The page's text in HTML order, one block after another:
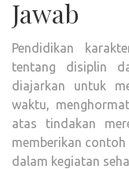
Jawab
Pendidikan
tentang disiplin
diajarkan untuk
waktu,
atas tindakan
memberikan
dalam kegiatan